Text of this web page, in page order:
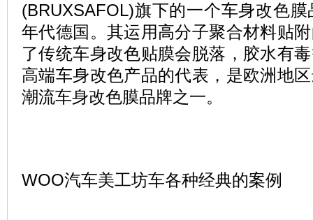
(BRUXSAFOL)旗下的一个车身改色
年代德国。其运用高分子聚合材料贴
了传统车身改色贴膜会脱落，胶水有
高端车身改色产品的代表，是欧洲地
潮流车身改色膜品牌之一。
WOO汽车美工坊车各种经典的案例